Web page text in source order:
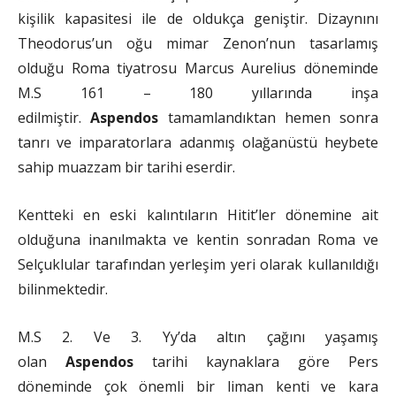
kişilik kapasitesi ile de oldukça geniştir. Dizaynını
Theodorus’un oğu mimar Zenon’nun tasarlamış
olduğu Roma tiyatrosu Marcus Aurelius döneminde
M.S 161 – 180 yıllarında inşa
edilmiştir.Aspendos tamamlandıktan hemen sonra
tanrı ve imparatorlara adanmış olağanüstü heybete
sahip muazzam bir tarihi eserdir.
Kentteki en eski kalıntıların Hitit’ler dönemine ait
olduğuna inanılmakta ve kentin sonradan Roma ve
Selçuklular tarafından yerleşim yeri olarak kullanıldığı
bilinmektedir.
M.S 2. Ve 3. Yy’da altın çağını yaşamış
olan Aspendos tarihi kaynaklara göre Pers
döneminde çok önemli bir liman kenti ve kara